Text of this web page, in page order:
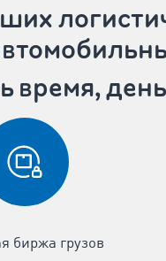
время,
биржа грузов